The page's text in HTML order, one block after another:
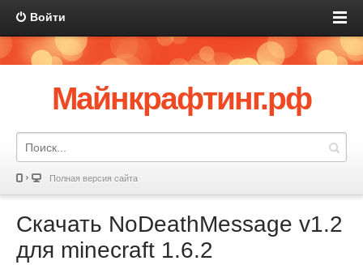
Войти
Майнкрафтинг.рф
Полная версия сайта
Скачать NoDeathMessage v1.2
для minecraft 1.6.2